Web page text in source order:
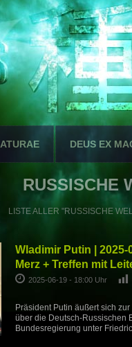
DEUS EX
RUSSISCHE
LISTE ALLER "RUSSISCHE
Wladimir Putin |
Merz + Treffen mit
2025-06-19 - 18:00 Uhr
Präsident Putin äußert sich
über die Deutsch-Russischen
Bundesregierung unter